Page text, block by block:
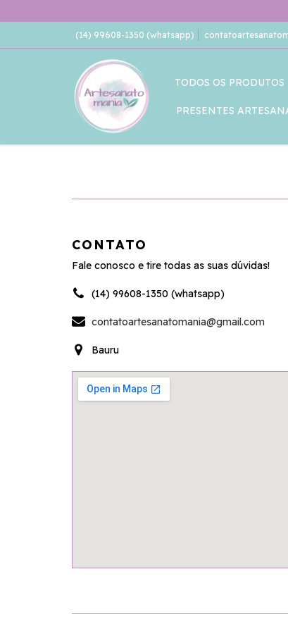
(14) 99608-1350 (whatsapp)
TODOS OS PRODUTOS
PRESENTES
CONTATO
Fale conosco e tire todas as suas dúvidas!
(14) 99608-1350 (whatsapp)
contatoartesanatomania@gmail.com
Bauru